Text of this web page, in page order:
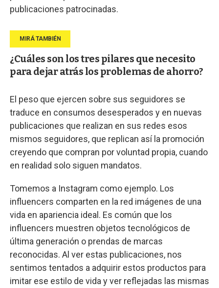
publicaciones patrocinadas.
¿Cuáles son los tres pilares que necesito
para dejar atrás los problemas de ahorro?
El peso que ejercen sobre sus seguidores se
traduce en consumos desesperados y en nuevas
publicaciones que realizan en sus redes esos
mismos seguidores, que replican así la promoción
creyendo que compran por voluntad propia, cuando
en realidad solo siguen mandatos.
Tomemos a Instagram como ejemplo. Los
influencers comparten en la red imágenes de una
vida en apariencia ideal. Es común que los
influencers muestren objetos tecnológicos de
última generación o prendas de marcas
reconocidas. Al ver estas publicaciones, nos
sentimos tentados a adquirir estos productos para
imitar ese estilo de vida y ver reflejadas las mismas